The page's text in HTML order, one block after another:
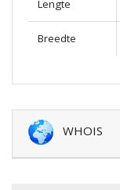
Lengte
Breedte
WHOIS